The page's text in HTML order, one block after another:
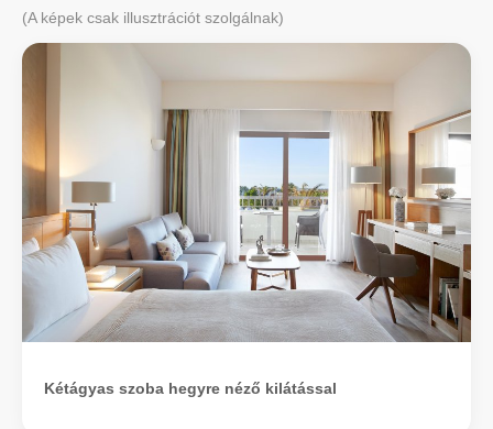
(A képek csak illusztrációt szolgálnak)
Kétágyas szoba hegyre néző kilátással